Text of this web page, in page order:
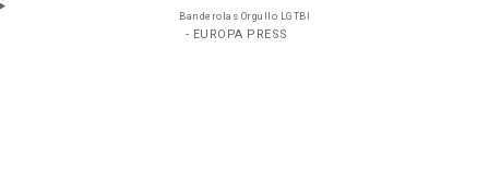
Banderolas Orgullo LGTBI
- EUROPA PRESS